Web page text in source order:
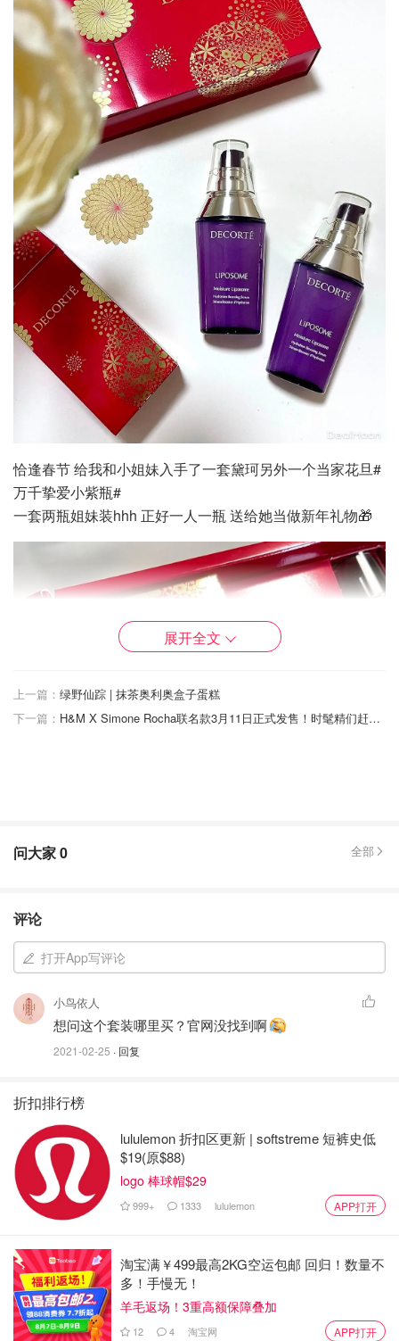
恰逢春节 给我和小姐妹入手了一套黛珂另外一个当家花旦#
万千挚爱小紫瓶#
一套两瓶姐妹装hhh 正好一人一瓶 送给她当做新年礼物🎁
展开全文
上一篇： 绿野仙踪 | 抹茶奥利奥盒子蛋糕
下一篇：
H&M X Simone Rocha联名款3月11日正式发售！时髦精们赶快看看哪些值得买？
问大家0 全部
评论
打开App写评论
小鸟依人
想问这个套装哪里买？官网没找到啊
2021-02-25 · 回复
折扣排行榜
lululemon 折扣区更新 | softstreme 短裤史低
$19(原$88)
logo 棒球帽$29
999+ 1333 lululemon APP打开
淘宝满￥499最高2KG空运包邮 回归！数量不
多！手慢无！
羊毛返场！3重高额保障叠加
12 4 淘宝网 APP打开